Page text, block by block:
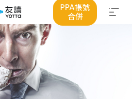
PPA帳號
合併